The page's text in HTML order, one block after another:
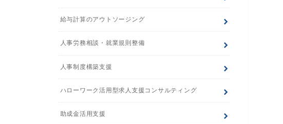
給与計算のアウトソージング
人事労務相談・就業規則整備
人事制度構築支援
ハローワーク活用型求人支援コンサルティング
助成金活用支援